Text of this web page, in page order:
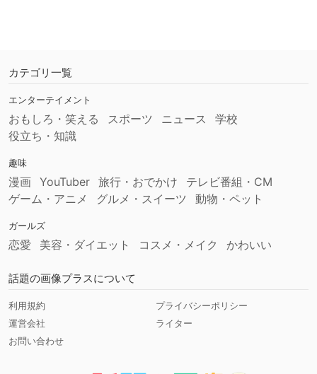
カテゴリ一覧
エンターテイメント
おもしろ・笑える スポーツ ニュース
学校
役立ち・知識
趣味
漫画 YouTuber 旅行・おでかけ
テレビ番組・CM
ゲーム・アニメ
グルメ・スイーツ 動物・ペット
ガールズ
恋愛 美容・ダイエット コスメ・メイク かわいい
話題の画像プラスについて
利用規約
プライバシーポリシー
運営会社
ライター
お問い合わせ